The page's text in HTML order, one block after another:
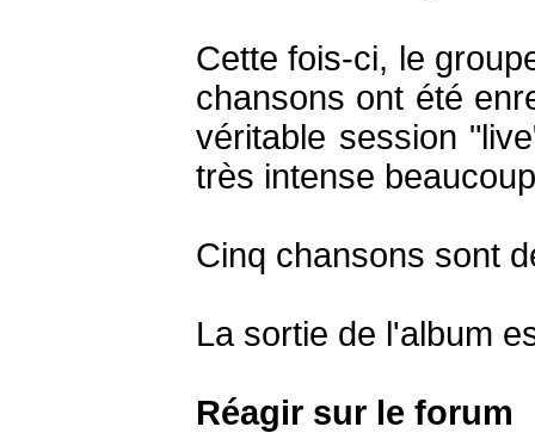
Cette fois-ci, le
chansons ont été
véritable session
très intense
Cinq chansons sont
La sortie de l'album
Réagir sur le forum